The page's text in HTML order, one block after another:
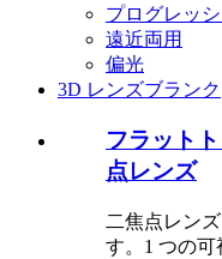
プログレッ
遠近両用
偏光
3D レンズブランク
フラット
点レンズ
二焦点レン
す。1 つの可